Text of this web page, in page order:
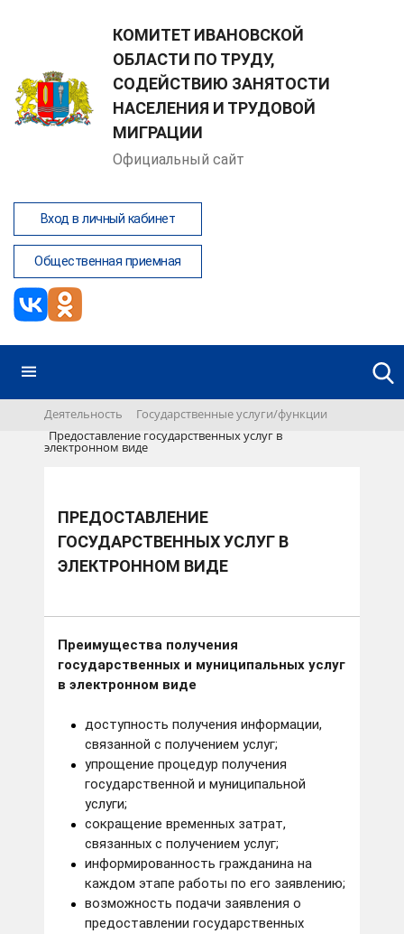
КОМИТЕТ ИВАНОВСКОЙ
ОБЛАСТИ ПО ТРУДУ,
СОДЕЙСТВИЮ ЗАНЯТОСТИ
НАСЕЛЕНИЯ И ТРУДОВОЙ
МИГРАЦИИ
Официальный сайт
Вход в личный кабинет
Общественная приемная
Деятельность
Государственные услуги/функции
Предоставление государственных услуг в
электронном виде
ПРЕДОСТАВЛЕНИЕ
ГОСУДАРСТВЕННЫХ УСЛУГ В
ЭЛЕКТРОННОМ ВИДЕ
Преимущества получения
государственных и муниципальных услуг
в электронном виде
доступность получения информации,
связанной с получением услуг;
упрощение процедур получения
государственной и муниципальной
услуги;
сокращение временных затрат,
связанных с получением услуг;
информированность гражданина на
каждом этапе работы по его заявлению;
возможность подачи заявления о
предоставлении государственных